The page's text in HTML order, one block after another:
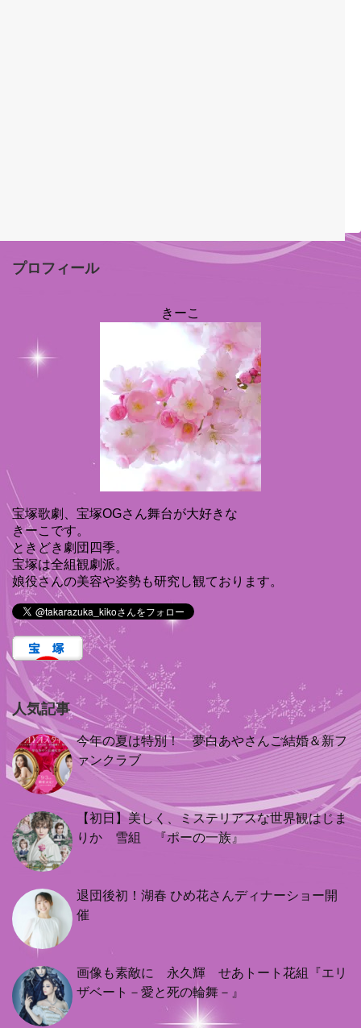
プロフィール
きーこ
宝塚歌劇、宝塚OGさん舞台が大好きな
きーこです。
ときどき劇団四季。
宝塚は全組観劇派。
娘役さんの美容や姿勢も研究し観ております。
人気記事
今年の夏は特別！ 夢白あやさんご結婚＆新フ
ァンクラブ
【初日】美しく、ミステリアスな世界観はじま
りか 雪組 『ポーの一族』
退団後初！湖春 ひめ花さんディナーショー開
催
画像も素敵に 永久輝 せあトート花組『エリ
ザベート－愛と死の輪舞－』